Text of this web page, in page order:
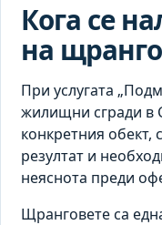
Кога се
на
При услугата
жилищни сгради в
конкретния обект,
резултат и
неяснота преди
Щранговете са